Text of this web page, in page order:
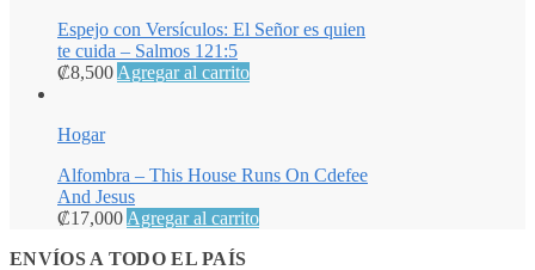
Espejo con Versículos: El Señor es quien
te cuida – Salmos 121:5
₡8,500 Agregar al carrito
Hogar
Alfombra – This House Runs On Cdefee
And Jesus
₡17,000 Agregar al carrito
ENVÍOS A TODO EL PAÍS